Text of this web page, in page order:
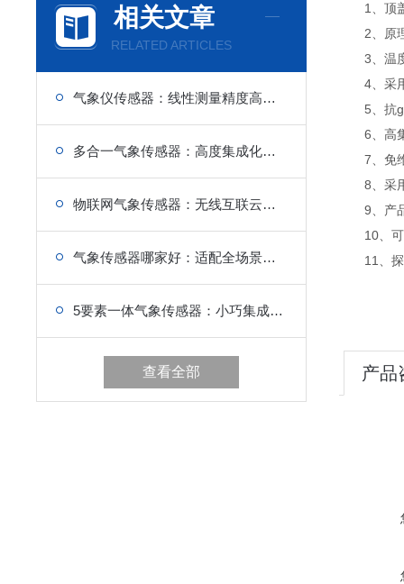
相关文章
RELATED ARTICLES
气象仪传感器：线性测量精度高，数据误差小可信度高
多合一气象传感器：高度集成化设计，设备精简整洁
物联网气象传感器：无线互联云同步，智能监测不落地
气象传感器哪家好：适配全场景监测，数据采集快人一步
5要素一体气象传感器：小巧集成，五维气象数据全掌控
查看全部
1、顶盖
2、原理
3、温度
4、采用
5、抗g
6、高集
7、免维
8、采用
9、产品
10、可
11、探
产品